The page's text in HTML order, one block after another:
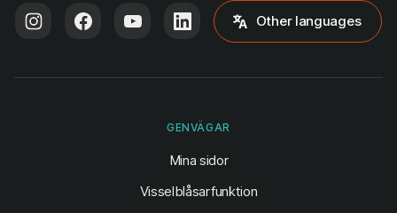
Other languages
GENVÄGAR
Mina sidor(öppnas i ny flik)
Visselblåsarfunktion